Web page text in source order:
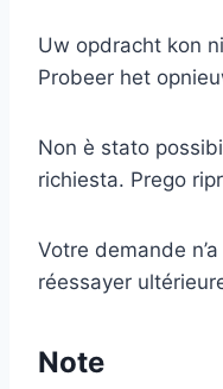
Uw opdracht kon
Probeer het
Non è stato
richiesta. Prego
Votre demande
réessayer
Note